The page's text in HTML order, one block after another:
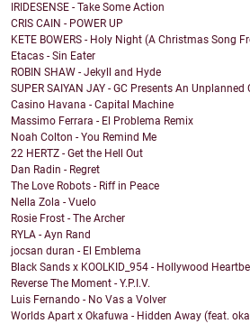
IRIDESENSE - Take Some Action
CRIS CAIN - POWER UP
KETE BOWERS - Holy Night (A Christmas Song
Etacas - Sin Eater
ROBIN SHAW - Jekyll and Hyde
SUPER SAIYAN JAY - GC Presents An
Casino Havana - Capital Machine
Massimo Ferrara - El Problema Remix
Noah Colton - You Remind Me
22 HERTZ - Get the Hell Out
Dan Radin - Regret
The Love Robots - Riff in Peace
Nella Zola - Vuelo
Rosie Frost - The Archer
RYLA - Ayn Rand
jocsan duran - El Emblema
Black Sands x KOOLKID_954 - Hollywood
Reverse The Moment - Y.P.I.V.
Luis Fernando - No Vas a Volver
Worlds Apart x Okafuwa - Hidden Away (feat.